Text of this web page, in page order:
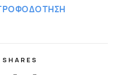
SHARES